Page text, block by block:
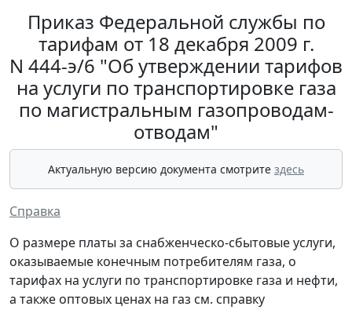
Приказ Федеральной службы по
тарифам от 18 декабря 2009 г.
N 444-э/6 "Об утверждении тарифов
на услуги по транспортировке газа
по магистральным газопроводам-
отводам"
Актуальную версию документа смотрите здесь
Справка
О размере платы за снабженческо-сбытовые услуги,
оказываемые конечным потребителям газа, о
тарифах на услуги по транспортировке газа и нефти,
а также оптовых ценах на газ см. справку